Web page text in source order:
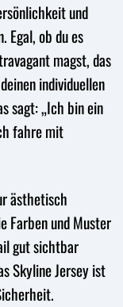
und
Egal, ob du es
magst, das
individuellen
sagt: „Ich bin ein
fahre mit
ästhetisch
Farben und Muster
gut sichtbar
Skyline Jersey ist